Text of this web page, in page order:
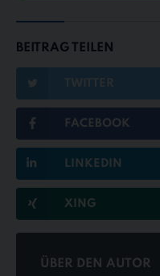
BEITRAG TEILEN
TWITTER
FACEBOOK
LINKEDIN
XING
ÜBER DEN AUTOR